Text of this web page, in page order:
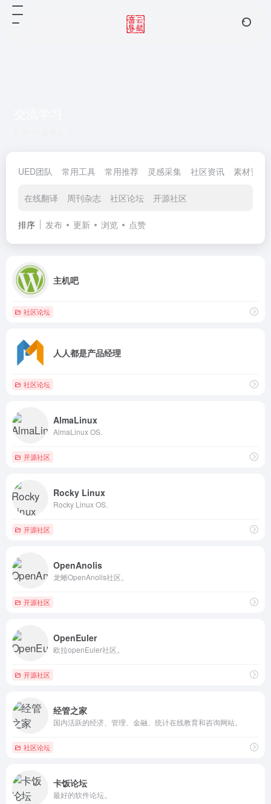
UED团队 常用工具 常用推荐 灵感采集 社区资讯 素材资源
在线翻译 周刊杂志 社区论坛 开源社区
排序 发布 更新 浏览 点赞
主机吧
社区论坛
人人都是产品经理
社区论坛
AlmaLinux
AlmaLinux OS.
开源社区
Rocky Linux
Rocky Linux OS.
开源社区
OpenAnolis
龙蜥OpenAnolis社区。
开源社区
OpenEuler
欧拉openEuler社区。
开源社区
经管之家
国内活跃的经济、管理、金融、统计在线教育和咨询网站。
社区论坛
卡饭论坛
最好的软件论坛。